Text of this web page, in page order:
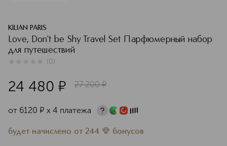
KILIAN PARIS
Love, Don't be Shy Travel Set Парфюмерный набор
для путешествий
(0)
24 480 ¤ 27 200 ¤
от 6120 ¤ х 4 платежа
будет начислено от 244 бонусов